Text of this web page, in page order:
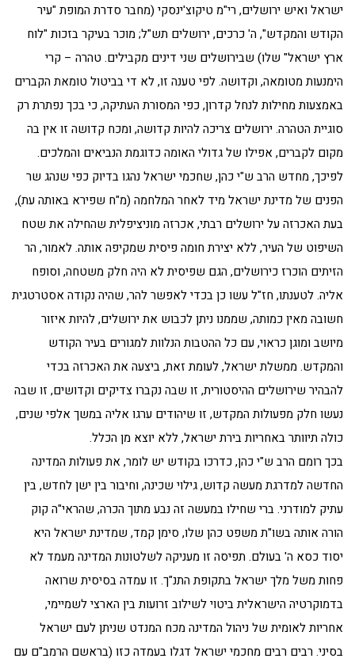
ישראל ואיש ירושלים, רי"מ טיקוצ'ינסקי (מחבר סדרת המופת "עיר
הקודש והמקדש", ה' כרכים, ירושלים תש"ל; מוכר בעיקר בזכות "לוח
ארץ ישראל" שלו) שבירושלים שני דינים מקבילים. טהרה – קרי
הימנעות מטומאה, וקדושה. לפי טענה זו, לא די בביטול טומאת הקברים
באמצעות מחילות לנחל קדרון, כפי המסורת העתיקה, כי בכך נפתרת רק
סוגיית הטהרה. ירושלים צריכה להיות קדושה, ומכח קדושה זו אין בה
מקום לקברים, אפילו של גדולי האומה כדוגמת הנביאים והמלכים.
לפיכך, מחדש הרב ש"י כהן, שחכמי ישראל נהגו בדיוק כפי שנהג שר
הפנים של מדינת ישראל מיד לאחר המלחמה (מ"ח שפירא באותה עת),
בעת האכרזה על ירושלים רבתי, אכרזה מוניציפלית שהחילה את שטח
השיפוט של העיר, ללא יצירת חומה פיסית שמקיפה אותה. לאמור, הר
הזיתים הוכרז כירושלים, הגם שפיסית לא היה חלק משטחה, וסופח
אליה. לטענתו, חז"ל עשו כן בכדי לאפשר להר, שהיה נקודה אסטרטגית
חשובה מאין כמותה, שממנו ניתן לכבוש את ירושלים, להיות איזור
מיושב ומוגן כראוי, עם כל ההטבות הנלוות למגורים בעיר הקודש
והמקדש. ממשלת ישראל, לעומת זאת, ביצעה את האכרזה בכדי
להבהיר שירושלים ההיסטורית, זו שבה נקברו צדיקים וקדושים, זו שבה
נעשו חלק מפעולות המקדש, זו שיהודים ערגו אליה במשך אלפי שנים,
כולה תיוותר באחריות בירת ישראל, ללא יוצא מן הכלל.
בכך רומם הרב ש"י כהן, כדרכו בקודש יש לומר, את פעולות המדינה
החדשה למדרגת מעשה קדוש, גילוי שכינה, וחיבור בין ישן לחדש, בין
עתיק למודרני. ברי שחילו במעשה זה נבע מתוך הכרה, שהראי"ה קוק
הורה אותה בשו"ת משפט כהן שלו, סימן קמד, שמדינת ישראל היא
יסוד כסא ה' בעולם. תפיסה זו מעניקה לשלטונות המדינה מעמד לא
פחות משל מלך ישראל בתקופת התנ"ך. זו עמדה בסיסית שרואה
בדמוקרטיה הישראלית ביטוי לשילוב זרועות בין הארצי לשמיימי,
אחריות לאומית של ניהול המדינה מכח המנדט שניתן לעם ישראל
בסיני. רבים רבים מחכמי ישראל דגלו בעמדה כזו (בראשם הרמב"ם עם